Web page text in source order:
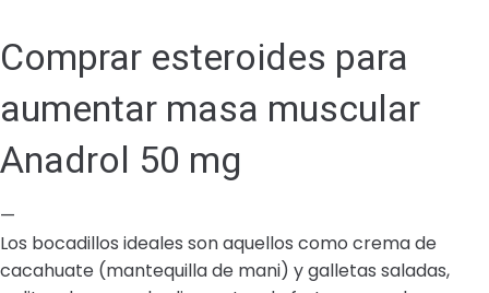
Comprar esteroides para
aumentar masa muscular
Anadrol 50 mg
—
Los bocadillos ideales son aquellos como crema de
cacahuate (mantequilla de mani) y galletas saladas,